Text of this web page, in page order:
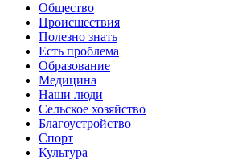
Общество
Происшествия
Полезно знать
Есть проблема
Образование
Медицина
Наши люди
Сельское хозяйство
Благоустройство
Спорт
Культура